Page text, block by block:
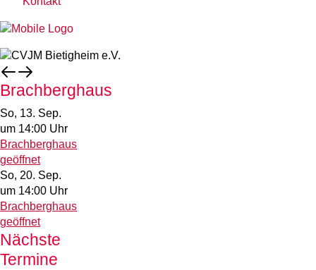
Brachberghaus
So, 13. Sep.
um 14:00 Uhr
Brachberghaus
geöffnet
So, 20. Sep.
um 14:00 Uhr
Brachberghaus
geöffnet
Nächste
Termine